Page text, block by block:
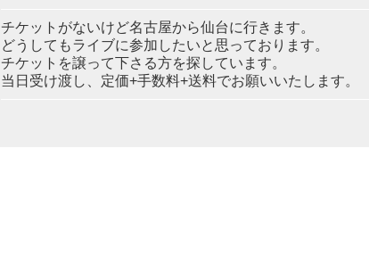
チケットがないけど名古屋から仙台に行きます。
どうしてもライブに参加したいと思っております。
チケットを譲って下さる方を探しています。
当日受け渡し、定価+手数料+送料でお願いいたします。